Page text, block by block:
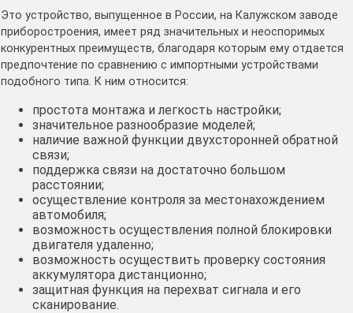
Это устройство, выпущенное в России, на Калужском заводе
приборостроения, имеет ряд значительных и неоспоримых
конкурентных преимуществ, благодаря которым ему отдается
предпочтение по сравнению с импортными устройствами
подобного типа. К ним относится:
простота монтажа и легкость настройки;
значительное разнообразие моделей;
наличие важной функции двухсторонней обратной
связи;
поддержка связи на достаточно большом
расстоянии;
осуществление контроля за местонахождением
автомобиля;
возможность осуществления полной блокировки
двигателя удаленно;
возможность осуществить проверку состояния
аккумулятора дистанционно;
защитная функция на перехват сигнала и его
сканирование.